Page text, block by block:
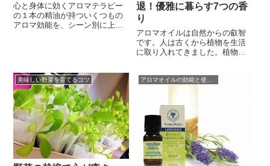
心と身体に効くアロマテラピー
の１本の精油が持ついくつもの
アロマ効能を、シーン別に上手
くいくつもの効能を持っていま
す。好きな香りや必要なアロマ
効能から選んで少しずつ覚えれ
ば、きっと快適な毎日が広がっ
ていきます...
退！優雅に暮らす7つの香
り
アロマオイルは自然からの叡智
です。人は古くから植物を生活
に取り入れてきました。植物を
いいます。香りを利用したアロ
マオイルを使って、私たちの心
や体を癒すことができます。ア
ロマテラピーに関心はあるけれ
ど、たくさん...
美味しい野菜を育てるコツ